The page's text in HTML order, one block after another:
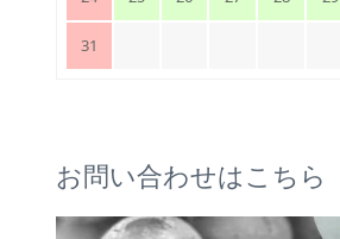
31
お問い合わせはこちら